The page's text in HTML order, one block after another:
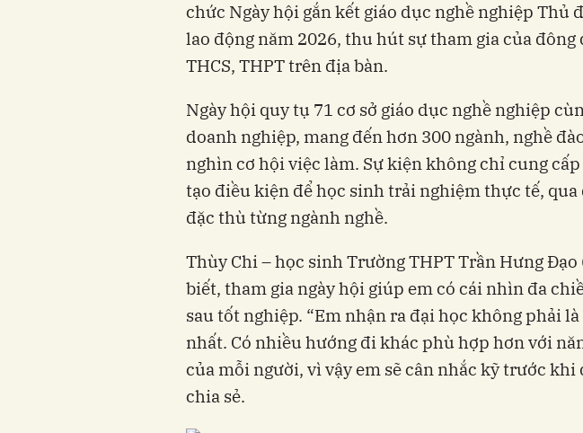
chức Ngày hội gắn kết giáo dục nghề nghiệp Thủ
lao động năm 2026, thu hút sự tham gia của đông
THCS, THPT trên địa bàn.
Ngày hội quy tụ 71 cơ sở giáo dục nghề nghiệp
doanh nghiệp, mang đến hơn 300 ngành, nghề
nghìn cơ hội việc làm. Sự kiện không chỉ cung
tạo điều kiện để học sinh trải nghiệm thực tế, qua
đặc thù từng ngành nghề.
Thùy Chi – học sinh Trường THPT Trần Hưng Đạo
biết, tham gia ngày hội giúp em có cái nhìn đa
sau tốt nghiệp. “Em nhận ra đại học không phải
nhất. Có nhiều hướng đi khác phù hợp hơn với
của mỗi người, vì vậy em sẽ cân nhắc kỹ trước khi
chia sẻ.